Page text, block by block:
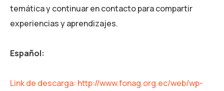
temática y continuar en contacto para compartir
experiencias y aprendizajes.
Español:
Link de descarga: http://www.fonag.org.ec/web/wp-